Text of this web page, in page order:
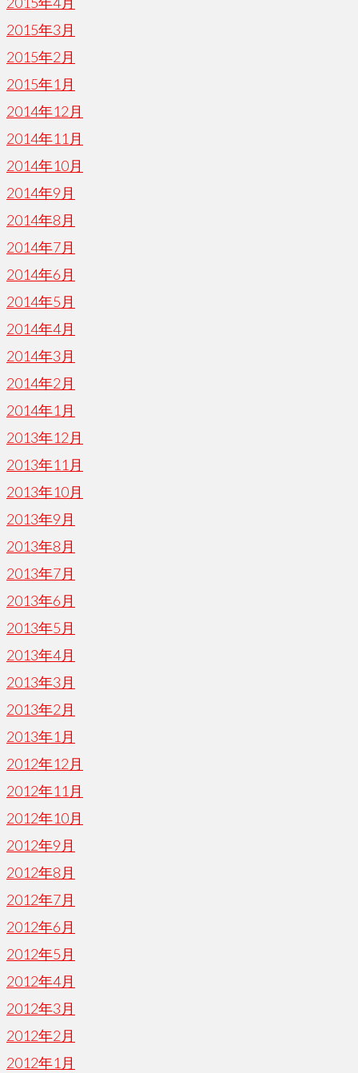
2015年3月
2015年2月
2015年1月
2014年12月
2014年11月
2014年10月
2014年9月
2014年8月
2014年7月
2014年6月
2014年5月
2014年4月
2014年3月
2014年2月
2014年1月
2013年12月
2013年11月
2013年10月
2013年9月
2013年8月
2013年7月
2013年6月
2013年5月
2013年4月
2013年3月
2013年2月
2013年1月
2012年12月
2012年11月
2012年10月
2012年9月
2012年8月
2012年7月
2012年6月
2012年5月
2012年4月
2012年3月
2012年2月
2012年1月